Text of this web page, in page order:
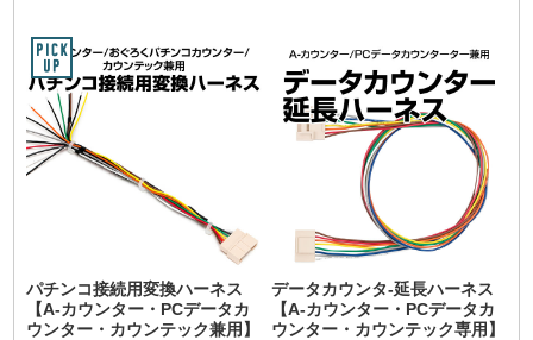
パチンコ接続用変換ハーネス
【A-カウンター・PCデータカ
ウンター・カウンテック兼用】
データカウンタ-延長ハーネス
【A-カウンター・PCデータカ
ウンター・カウンテック専用】